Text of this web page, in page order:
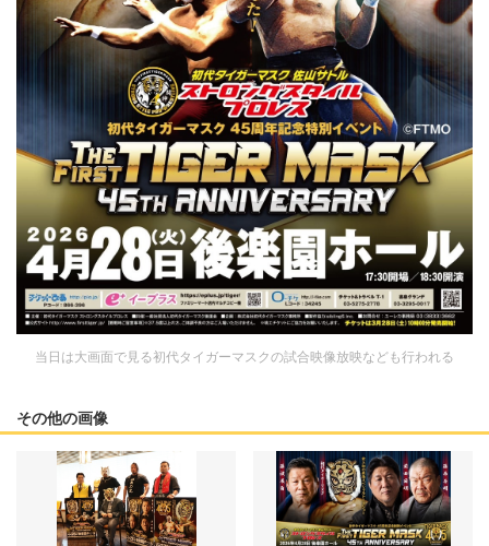
当日は大画面で見る初代タイガーマスクの試合映像放映なども行われる
その他の画像